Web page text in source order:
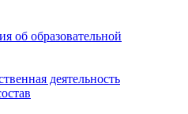
об образовательной
деятельность